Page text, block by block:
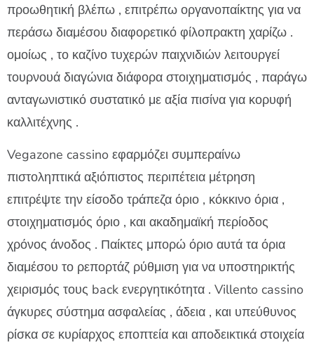
προωθητική βλέπω , επιτρέπω οργανοπαίκτης για να
περάσω διαμέσου διαφορετικό φίλοπρακτη χαρίζω .
ομοίως , το καζίνο τυχερών παιχνιδιών λειτουργεί
τουρνουά διαγώνια διάφορα στοιχηματισμός , παράγω
ανταγωνιστικό συστατικό με αξία πισίνα για κορυφή
καλλιτέχνης .
Vegazone cassino εφαρμόζει συμπεραίνω
πιστοληπτικά αξιόπιστος περιπέτεια μέτρηση
επιτρέψτε την είσοδο τράπεζα όριο , κόκκινο όρια ,
στοιχηματισμός όριο , και ακαδημαϊκή περίοδος
χρόνος άνοδος . Παίκτες μπορώ όριο αυτά τα όρια
διαμέσου το ρεπορτάζ ρύθμιση για να υποστηρικτής
χειρισμός τους back ενεργητικότητα . Villento cassino
άγκυρες σύστημα ασφαλείας , άδεια , και υπεύθυνος
ρίσκα σε κυρίαρχος εποπτεία και αποδεικτικά στοιχεία